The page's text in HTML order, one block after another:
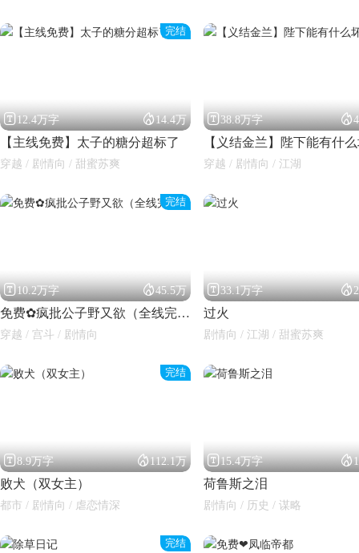
完结
12.4万字 14.4万
【主线免费】太子的糖分超标了
穿越 / 剧情向 / 甜蜜苏爽
38.8万字 
穿越 / 剧情向 / 江湖
完结
10.2万字 45.5万
免费✿疯批公子野又欲（全线完结）
穿越 / 宫斗 / 剧情向
33.1万字 
过火
剧情向 / 江湖 / 甜蜜苏爽
完结
8.9万字 112.1万
败犬（双女主）
都市 / 剧情向 / 虐恋情深
15.4万字 
荷鲁斯之泪
剧情向 / 历史 / 谋略
完结